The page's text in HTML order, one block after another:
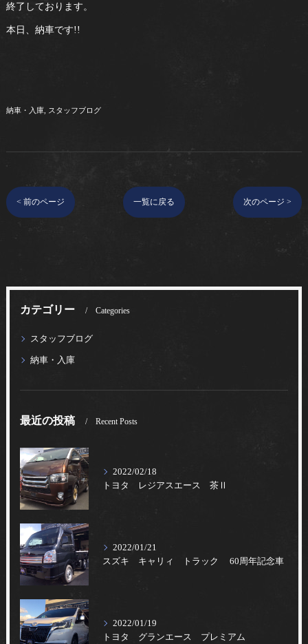
終了しております。
本日、納車です!!
納車・入庫 スタッフブログ
< 前のページ 一覧に戻る 次のページ >
カテゴリー Categories
スタッフブログ
納車・入庫
最近の投稿 Recent Posts
2022/02/18
トヨタ レジアスエース 茶Ⅱ
2022/01/21
スズキ キャリィ トラック 60周年記念車
2022/01/19
トヨタ グランエース プレミアム